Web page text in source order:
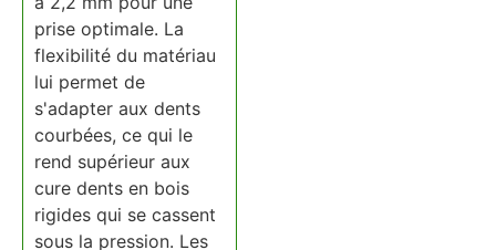
prise optimale. La
flexibilité du matériau
lui permet de
s'adapter aux dents
courbées, ce qui le
rend supérieur aux
cure dents en bois
rigides qui se cassent
sous la pression. Les